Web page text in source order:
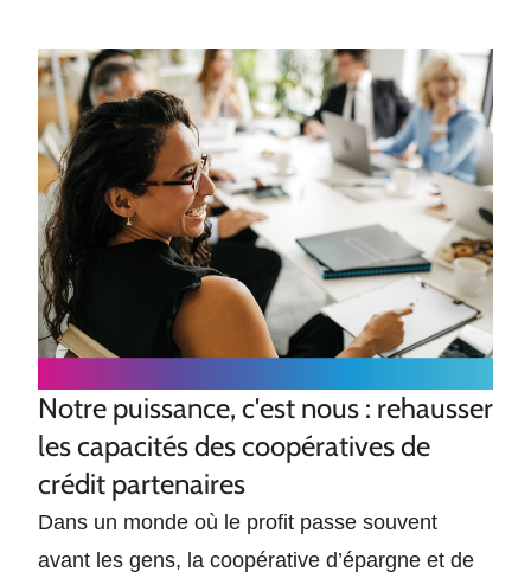
Notre puissance, c'est nous : rehausser
les capacités des coopératives de
crédit partenaires
Dans un monde où le profit passe souvent
avant les gens, la coopérative d’épargne et de